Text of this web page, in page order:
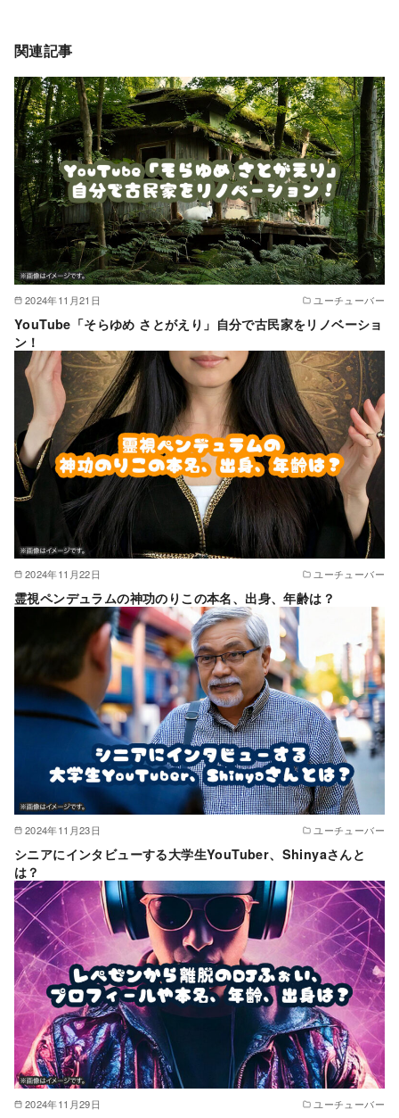
関連記事
2024年11月21日 ユーチューバー
YouTube「そらゆめ さとがえり」自分で古民家をリノベーショ
ン！
2024年11月22日 ユーチューバー
霊視ペンデュラムの神功のりこの本名、出身、年齢は？
2024年11月23日 ユーチューバー
シニアにインタビューする大学生YouTuber、Shinyaさんと
は？
2024年11月29日 ユーチューバー